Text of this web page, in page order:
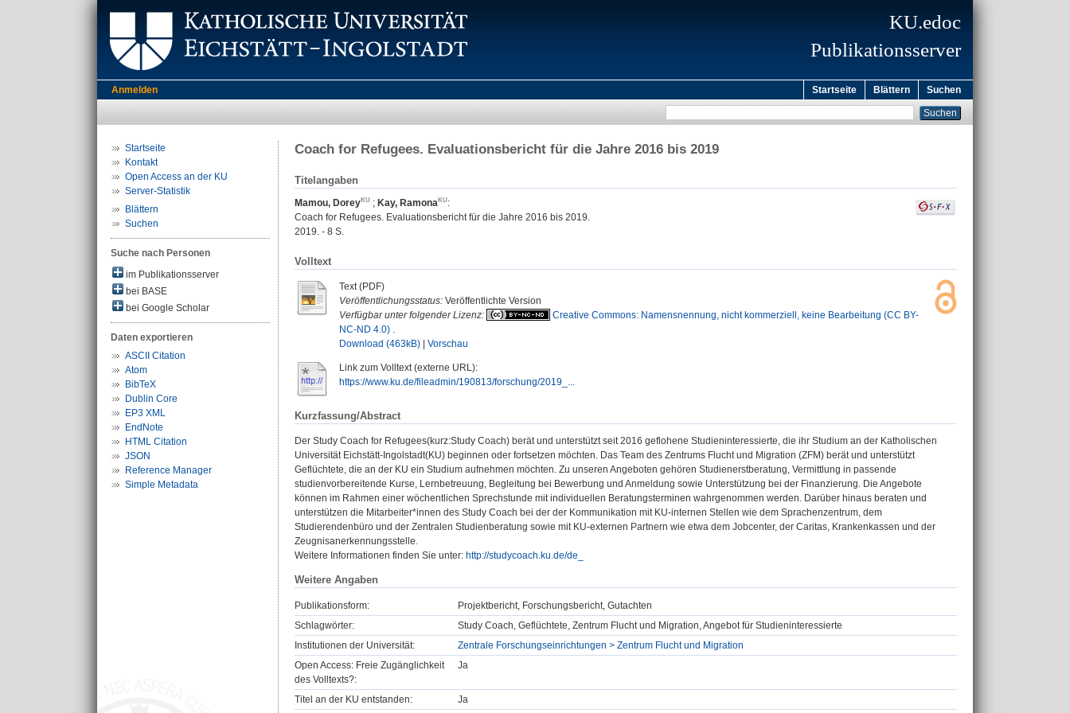
KU.edoc
Publikationsserver
Anmelden Startseite Blättern Suchen
Startseite
Kontakt
Open Access an der KU
Server-Statistik
Blättern
Suchen
Suche nach Personen
im Publikationsserver
bei BASE
bei Google Scholar
Daten exportieren
ASCII Citation
Atom
BibTeX
Dublin Core
EP3 XML
EndNote
HTML Citation
JSON
Reference Manager
Simple Metadata
Coach for Refugees. Evaluationsbericht für die Jahre 2016 bis 2019
Titelangaben
Mamou, Dorey ; Kay, Ramona
:
Coach for Refugees. Evaluationsbericht für die Jahre 2016 bis 2019.
2019. - 8 S.
Volltext
Text (PDF)
Veröffentlichungsstatus: Veröffentlichte Version
Verfügbar unter folgender Lizenz:
Creative Commons: Namensnennung, nicht kommerziell, keine Bearbeitung (CC BY-
NC-ND 4.0) .
Download (463kB)
Vorschau
Link zum Volltext (externe URL):
https://www.ku.de/fileadmin/190813/forschung/2019_...
Kurzfassung/Abstract
Der Study Coach for Refugees(kurz:Study Coach) berät und unterstützt seit 2016 geflohene Studieninteressierte, die ihr Studium an der Katholischen
Universität Eichstätt-Ingolstadt(KU) beginnen oder fortsetzen möchten. Das Team des Zentrums Flucht und Migration (ZFM) berät und unterstützt
Geflüchtete, die an der KU ein Studium aufnehmen möchten. Zu unseren Angeboten gehören Studienerstberatung, Vermittlung in passende
studienvorbereitende Kurse, Lernbetreuung, Begleitung bei Bewerbung und Anmeldung sowie Unterstützung bei der Finanzierung. Die Angebote
können im Rahmen einer wöchentlichen Sprechstunde mit individuellen Beratungsterminen wahrgenommen werden. Darüber hinaus beraten und
unterstützen die Mitarbeiter*innen des Study Coach bei der der Kommunikation mit KU-internen Stellen wie dem Sprachenzentrum, dem
Studierendenbüro und der Zentralen Studienberatung sowie mit KU-externen Partnern wie etwa dem Jobcenter, der Caritas, Krankenkassen und der
Zeugnisanerkennungsstelle.
Weitere Informationen finden Sie unter: http://studycoach.ku.de/de_
Weitere Angaben
Publikationsform:
Projektbericht, Forschungsbericht, Gutachten
Schlagwörter:
Study Coach, Geflüchtete, Zentrum Flucht und Migration, Angebot für Studieninteressierte
Institutionen der Universität:
Zentrale Forschungseinrichtungen > Zentrum Flucht und Migration
Open Access: Freie Zugänglichkeit
des Volltexts?:
Ja
Titel an der KU entstanden: Ja